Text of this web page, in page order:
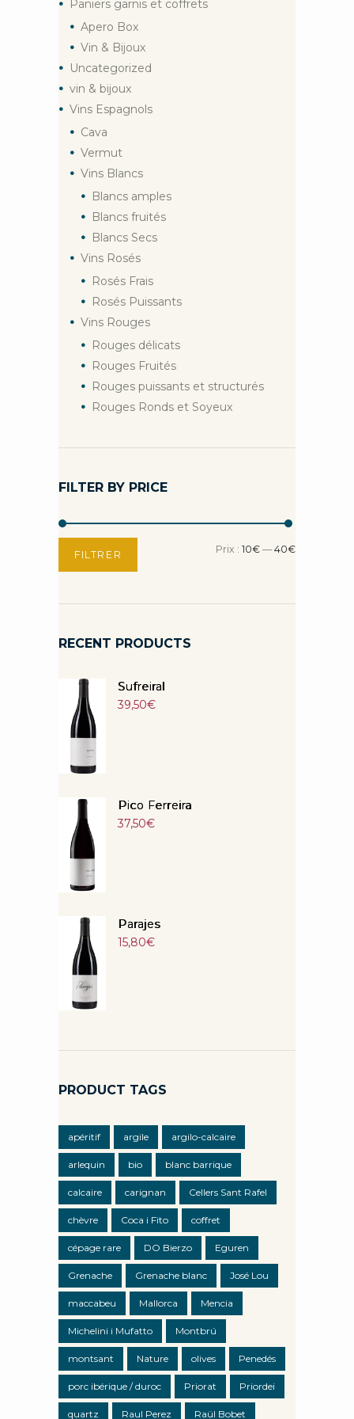
Paniers garnis et coffrets
Apero Box
Vin & Bijoux
Uncategorized
vin & bijoux
Vins Espagnols
Cava
Vermut
Vins Blancs
Blancs amples
Blancs fruités
Blancs Secs
Vins Rosés
Rosés Frais
Rosés Puissants
Vins Rouges
Rouges délicats
Rouges Fruités
Rouges puissants et structurés
Rouges Ronds et Soyeux
FILTER BY PRICE
Prix
Prix
FILTRER Prix : 10€ —40€
RECENT PRODUCTS
Sufreiral
39,50€
Pico Ferreira
37,50€
Parajes
15,80€
PRODUCT TAGS
apéritif argile argilo-calcaire
arlequin bio blanc barrique
calcaire carignan Cellers Sant Rafel
chèvre Coca i Fito coffret
cépage rare DO Bierzo Eguren
Grenache Grenache blanc José Lou
maccabeu Mallorca Mencia
Michelini i Mufatto Montbrú
montsant Nature olives Penedés
porc ibérique / duroc Priorat Priordei
quartz Raul Perez Raül Bobet